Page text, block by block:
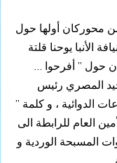
5 ساعات أكثر من محوركان أولها حول
الأنبا يوحنا قلتة
حول ” أفرحوا …
المصري رئيس
الدوائية ، و كلمة ”
العام للرابطة الى
المسبحة الوردية و